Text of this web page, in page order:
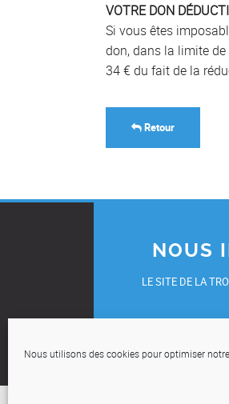
Nous utilisons des cookies pour optimiser
VOTRE DON
Si vous êtes
don, dans la limite
34 € du fait de la
Retour
NOUS
LE SITE DE LA